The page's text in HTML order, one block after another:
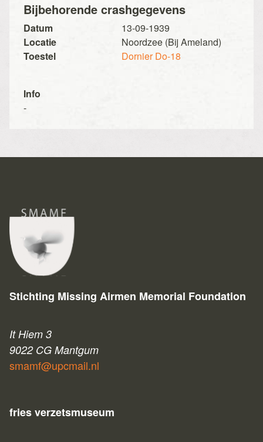
Bijbehorende crashgegevens
Datum
13-09-1939
Locatie
Noordzee (Bij Ameland)
Toestel
Dornier Do-18
Info
-
Stichting Missing Airmen Memorial Foundation
It Hiem 3
9022 CG Mantgum
smamf@upcmail.nl
fries verzetsmuseum